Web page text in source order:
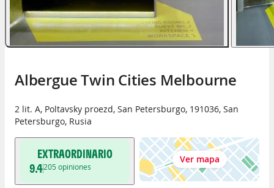
Albergue Twin Cities Melbourne
2 lit. A, Poltavsky proezd, San Petersburgo, 191036, San
Petersburgo, Rusia
EXTRAORDINARIO
9.4205 opiniones
Ver mapa